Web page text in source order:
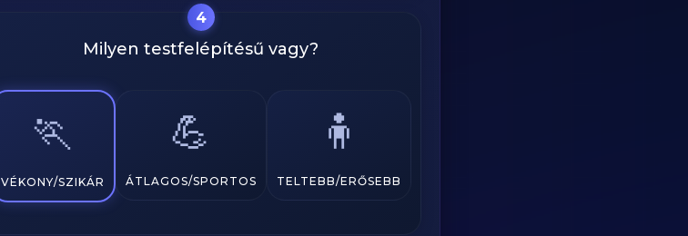
4
Milyen testfelépítésű vagy?
🏃
VÉKONY/SZIKÁR
💪
ÁTLAGOS/SPORTOS
🧍
TELTEBB/ERŐSEBB